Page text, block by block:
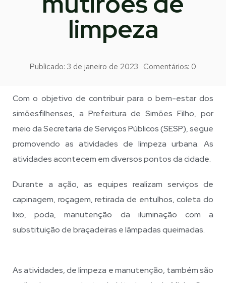
limpeza
Publicado: 3 de janeiro de 2023 Comentários: 0
Com o objetivo de contribuir para o bem-estar dos
simõesfilhenses, a Prefeitura de Simões Filho, por
meio da Secretaria de Serviços Públicos (SESP), segue
promovendo as atividades de limpeza urbana. As
atividades acontecem em diversos pontos da cidade.
Durante a ação, as equipes realizam serviços de
capinagem, roçagem, retirada de entulhos, coleta do
lixo, poda, manutenção da iluminação com a
substituição de braçadeiras e lâmpadas queimadas.
As atividades, de limpeza e manutenção, também são